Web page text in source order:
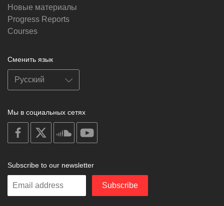
Новые материалы
Progress Reports
Courses
Сменить язык
Мы в социальных сетях
on
facebook
soundcloud
Subscribe to our newsletter
Enter
Subscribe